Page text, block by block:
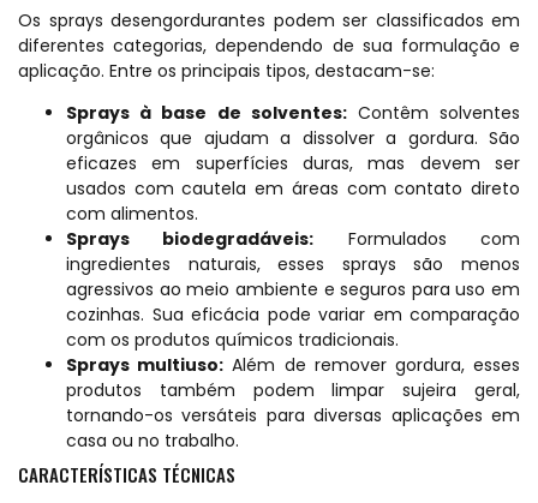
Os sprays desengordurantes podem ser classificados em
diferentes categorias, dependendo de sua formulação e
aplicação. Entre os principais tipos, destacam-se:
Sprays à base de solventes:Contêm solventes
orgânicos que ajudam a dissolver a gordura. São
eficazes em superfícies duras, mas devem ser
usados com cautela em áreas com contato direto
com alimentos.
Sprays biodegradáveis: Formulados com
ingredientes naturais, esses sprays são menos
agressivos ao meio ambiente e seguros para uso em
cozinhas. Sua eficácia pode variar em comparação
com os produtos químicos tradicionais.
Sprays multiuso: Além de remover gordura, esses
produtos também podem limpar sujeira geral,
tornando-os versáteis para diversas aplicações em
casa ou no trabalho.
CARACTERÍSTICAS TÉCNICAS